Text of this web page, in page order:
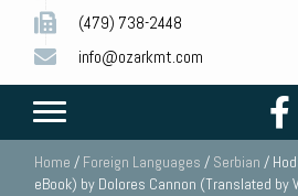
(479) 738-2448
info@ozarkmt.com
Home / Foreign Languages / Serbian /
eBook) by Dolores Cannon (Translated by